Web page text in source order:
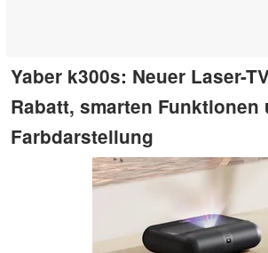
Yaber k300s: Neuer Laser-
Rabatt, smarten Funktionen
Farbdarstellung